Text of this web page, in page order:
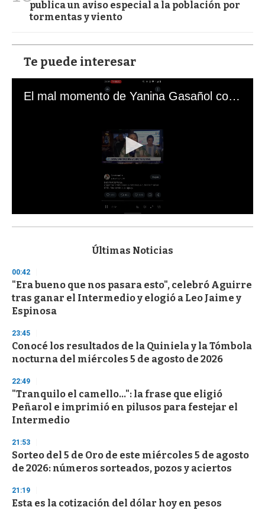
publica un aviso especial a la población por
tormentas y viento
Te puede interesar
El mal momento de Yanina Gasañol con un hincha argentino en "Subrayado"
s
d
s
o
f
3
s
e
c
o
d
s
Últimas Noticias
00:42
"Era bueno que nos pasara esto", celebró Aguirre
tras ganar el Intermedio y elogió a Leo Jaime y
Espinosa
23:45
Conocé los resultados de la Quiniela y la Tómbola
nocturna del miércoles 5 de agosto de 2026
22:49
"Tranquilo el camello...": la frase que eligió
Peñarol e imprimió en pilusos para festejar el
Intermedio
21:53
Sorteo del 5 de Oro de este miércoles 5 de agosto
de 2026: números sorteados, pozos y aciertos
21:19
Esta es la cotización del dólar hoy en pesos